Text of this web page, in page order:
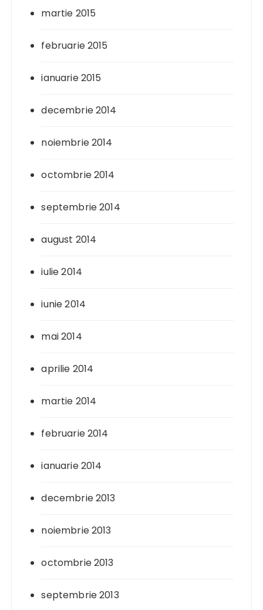
martie 2015
februarie 2015
ianuarie 2015
decembrie 2014
noiembrie 2014
octombrie 2014
septembrie 2014
august 2014
iulie 2014
iunie 2014
mai 2014
aprilie 2014
martie 2014
februarie 2014
ianuarie 2014
decembrie 2013
noiembrie 2013
octombrie 2013
septembrie 2013